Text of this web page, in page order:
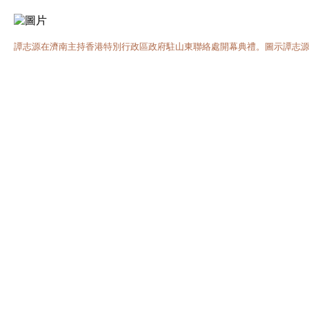
譚志源在濟南主持香港特別行政區政府駐山東聯絡處開幕典禮。圖示譚志源